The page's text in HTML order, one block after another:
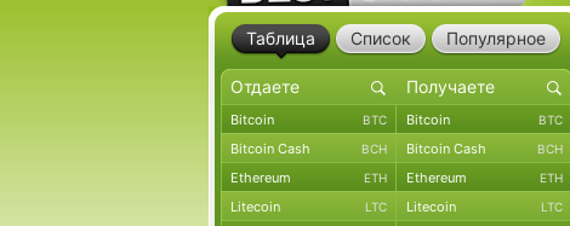
Таблица Список Популярное
Bitcoin BTC Bitcoin BTC
Bitcoin Cash BCH Bitcoin Cash BCH
Ethereum ETH Ethereum ETH
Litecoin LTC Litecoin LTC